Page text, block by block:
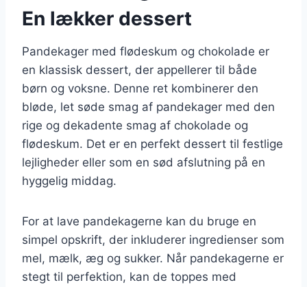
En lækker dessert
Pandekager med flødeskum og chokolade er
en klassisk dessert, der appellerer til både
børn og voksne. Denne ret kombinerer den
bløde, let søde smag af pandekager med den
rige og dekadente smag af chokolade og
flødeskum. Det er en perfekt dessert til festlige
lejligheder eller som en sød afslutning på en
hyggelig middag.
For at lave pandekagerne kan du bruge en
simpel opskrift, der inkluderer ingredienser som
mel, mælk, æg og sukker. Når pandekagerne er
stegt til perfektion, kan de toppes med